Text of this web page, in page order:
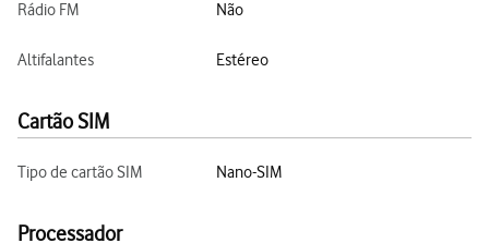
Rádio FM Não
Altifalantes Estéreo
Cartão SIM
Tipo de cartão SIM Nano-SIM
Processador